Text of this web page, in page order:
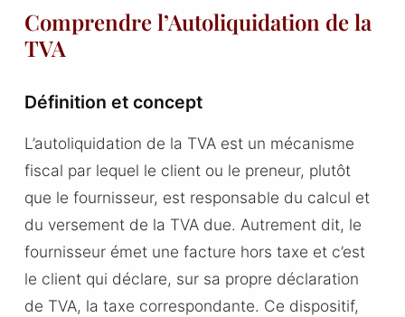
Comprendre l’Autoliquidation de la
TVA
Définition et concept
L’autoliquidation de la TVA est un mécanisme
fiscal par lequel le client ou le preneur, plutôt
que le fournisseur, est responsable du calcul et
du versement de la TVA due. Autrement dit, le
fournisseur émet une facture hors taxe et c’est
le client qui déclare, sur sa propre déclaration
de TVA, la taxe correspondante. Ce dispositif,